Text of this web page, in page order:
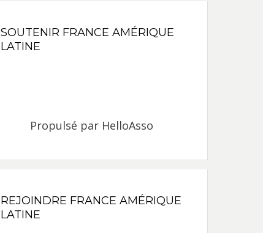
SOUTENIR FRANCE AMÉRIQUE
LATINE
Propulsé par HelloAsso
REJOINDRE FRANCE AMÉRIQUE
LATINE